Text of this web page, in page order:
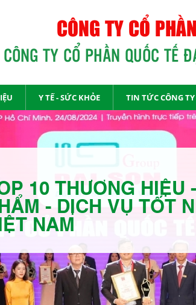
CÔNG TY CỔ
CÔNG TY CỔ PHẦN QUỐC TẾ
Y TẾ - SỨC KHỎE TIN TỨC CÔNG TY
10 THƯƠNG HIỆU
- DỊCH VỤ TỐT
NAM